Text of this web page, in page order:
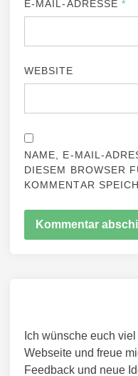
E-MAIL-ADRESSE*
WEBSITE
NAME, E-MAIL-
DIESEM BROWSER
KOMMENTAR
Ich wünsche euch
Webseite und freue
Feedback und neue